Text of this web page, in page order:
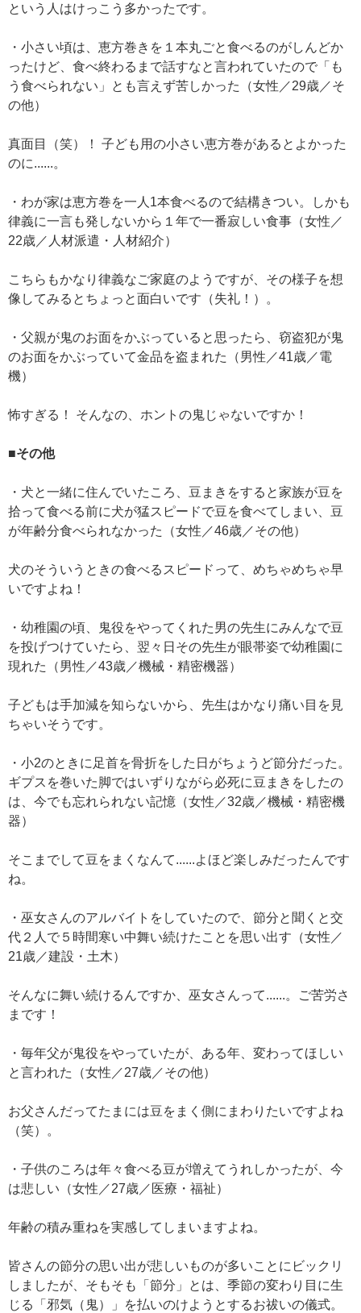
という人はけっこう多かったです。
・小さい頃は、恵方巻きを１本丸ごと食べるのがしんどか
ったけど、食べ終わるまで話すなと言われていたので「も
う食べられない」とも言えず苦しかった（女性／29歳／そ
の他）
真面目（笑）！ 子ども用の小さい恵方巻があるとよかった
のに......。
・わが家は恵方巻を一人1本食べるので結構きつい。しかも
律義に一言も発しないから１年で一番寂しい食事（女性／
22歳／人材派遣・人材紹介）
こちらもかなり律義なご家庭のようですが、その様子を想
像してみるとちょっと面白いです（失礼！）。
・父親が鬼のお面をかぶっていると思ったら、窃盗犯が鬼
のお面をかぶっていて金品を盗まれた（男性／41歳／電
機）
怖すぎる！ そんなの、ホントの鬼じゃないですか！
■その他
・犬と一緒に住んでいたころ、豆まきをすると家族が豆を
拾って食べる前に犬が猛スピードで豆を食べてしまい、豆
が年齢分食べられなかった（女性／46歳／その他）
犬のそういうときの食べるスピードって、めちゃめちゃ早
いですよね！
・幼稚園の頃、鬼役をやってくれた男の先生にみんなで豆
を投げつけていたら、翌々日その先生が眼帯姿で幼稚園に
現れた（男性／43歳／機械・精密機器）
子どもは手加減を知らないから、先生はかなり痛い目を見
ちゃいそうです。
・小2のときに足首を骨折をした日がちょうど節分だった。
ギプスを巻いた脚ではいずりながら必死に豆まきをしたの
は、今でも忘れられない記憶（女性／32歳／機械・精密機
器）
そこまでして豆をまくなんて......よほど楽しみだったんです
ね。
・巫女さんのアルバイトをしていたので、節分と聞くと交
代２人で５時間寒い中舞い続けたことを思い出す（女性／
21歳／建設・土木）
そんなに舞い続けるんですか、巫女さんって......。ご苦労さ
まです！
・毎年父が鬼役をやっていたが、ある年、変わってほしい
と言われた（女性／27歳／その他）
お父さんだってたまには豆をまく側にまわりたいですよね
（笑）。
・子供のころは年々食べる豆が増えてうれしかったが、今
は悲しい（女性／27歳／医療・福祉）
年齢の積み重ねを実感してしまいますよね。
皆さんの節分の思い出が悲しいものが多いことにビックリ
しましたが、そもそも「節分」とは、季節の変わり目に生
じる「邪気（鬼）」を払いのけようとするお祓いの儀式。